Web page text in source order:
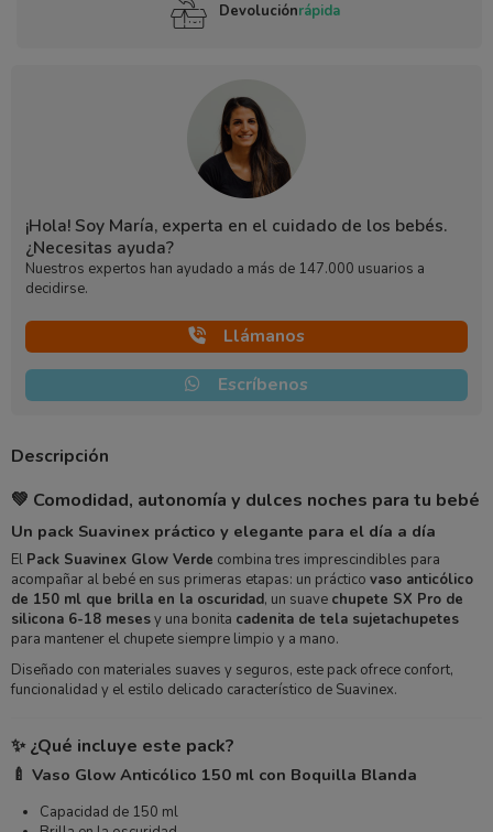
Devoluciónrápida
¡Hola! Soy María, experta en el cuidado de los bebés.
¿Necesitas ayuda?
Nuestros expertos han ayudado a más de 147.000 usuarios a
decidirse.
Llámanos
Escríbenos
Descripción
💚 Comodidad, autonomía y dulces noches para tu bebé
Un pack Suavinex práctico y elegante para el día a día
El Pack Suavinex Glow Verde combina tres imprescindibles para
acompañar al bebé en sus primeras etapas: un práctico vaso anticólico
de 150 ml que brilla en la oscuridad, un suave chupete SX Pro de
silicona 6-18 mesesy una bonita cadenita de tela sujetachupetes
para mantener el chupete siempre limpio y a mano.
Diseñado con materiales suaves y seguros, este pack ofrece confort,
funcionalidad y el estilo delicado característico de Suavinex.
✨ ¿Qué incluye este pack?
🍼 Vaso Glow Anticólico 150 ml con Boquilla Blanda
Capacidad de 150 ml